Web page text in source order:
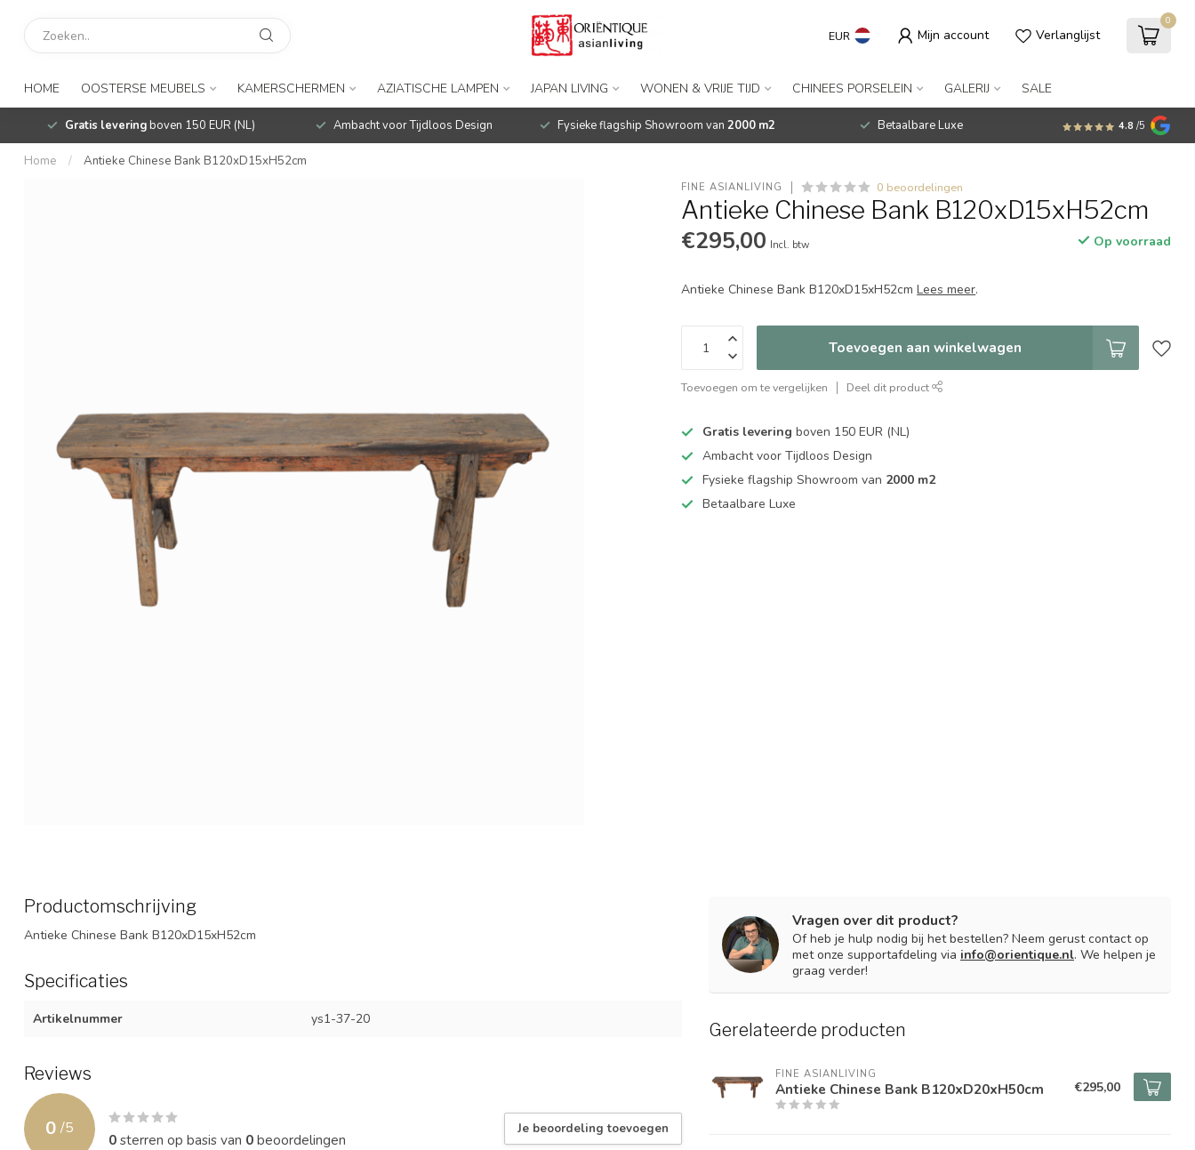
EUR Mijn account Verlanglijst
0
HOME OOSTERSE MEUBELS KAMERSCHERMEN AZIATISCHE LAMPEN JAPAN LIVING WONEN & VRIJE TIJD CHINEES PORSELEIN GALERIJ SALE
Gratis leveringboven 150 EUR (NL) Ambacht voor Tijdloos Design Fysieke flagship Showroom van 2000 m2 Betaalbare Luxe 4.8 /5
Home / Antieke Chinese Bank B120xD15xH52cm
FINE ASIANLIVING 0 beoordelingen
Antieke Chinese Bank B120xD15xH52cm
€295,00 Incl. btw Op voorraad
Antieke Chinese Bank B120xD15xH52cmLees meer.
Toevoegen aan winkelwagen
Toevoegen om te vergelijken Deel dit product
Gratis levering boven 150 EUR (NL)
Ambacht voor Tijdloos Design
Fysieke flagship Showroom van 2000 m2
Betaalbare Luxe
Productomschrijving
Antieke Chinese Bank B120xD15xH52cm
Specificaties
Artikelnummer ys1-37-20
Reviews
0 /5
0sterren op basis van 0beoordelingen
Je beoordeling toevoegen
Vragen over dit product?
Of heb je hulp nodig bij het bestellen? Neem gerust contact op
met onze supportafdeling via info@orientique.nl. We helpen je
graag verder!
Gerelateerde producten
FINE ASIANLIVING
Antieke Chinese Bank B120xD20xH50cm €295,00